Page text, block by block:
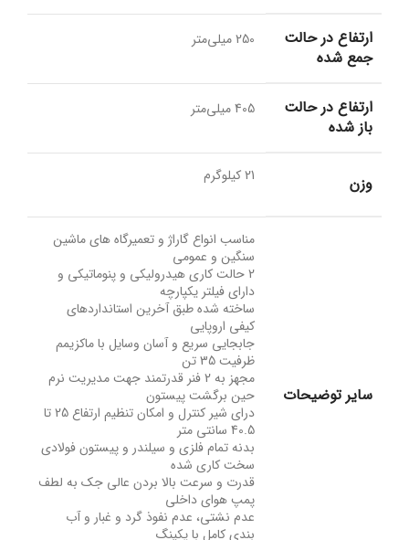
ارتفاع در حالت
جمع شده
250 میلی‌متر
ارتفاع در حالت
باز شده
405 میلی‌متر
وزن 21 کیلوگرم
سایر توضیحات
مناسب انواع گاراژ و تعمیرگاه های ماشین
سنگین و عمومی
2 حالت کاری هیدرولیکی و پنوماتیکی و
دارای فیلتر یکپارچه
ساخته شده طبق آخرین استانداردهای
کیفی اروپایی
جابجایی سریع و آسان وسایل با ماکزیمم
ظرفیت 35 تن
مجهز به 2 فنر قدرتمند جهت مدیریت نرم
حین برگشت پیستون
درای شیر کنترل و امکان تنظیم ارتفاع 25 تا
40.5 سانتی متر
بدنه تمام فلزی و سیلندر و پیستون فولادی
سخت کاری شده
قدرت و سرعت بالا بردن عالی جک به لطف
پمپ هوای داخلی
عدم نشتی، عدم نفوذ گرد و غبار و آب
بندی کامل با پکینگ